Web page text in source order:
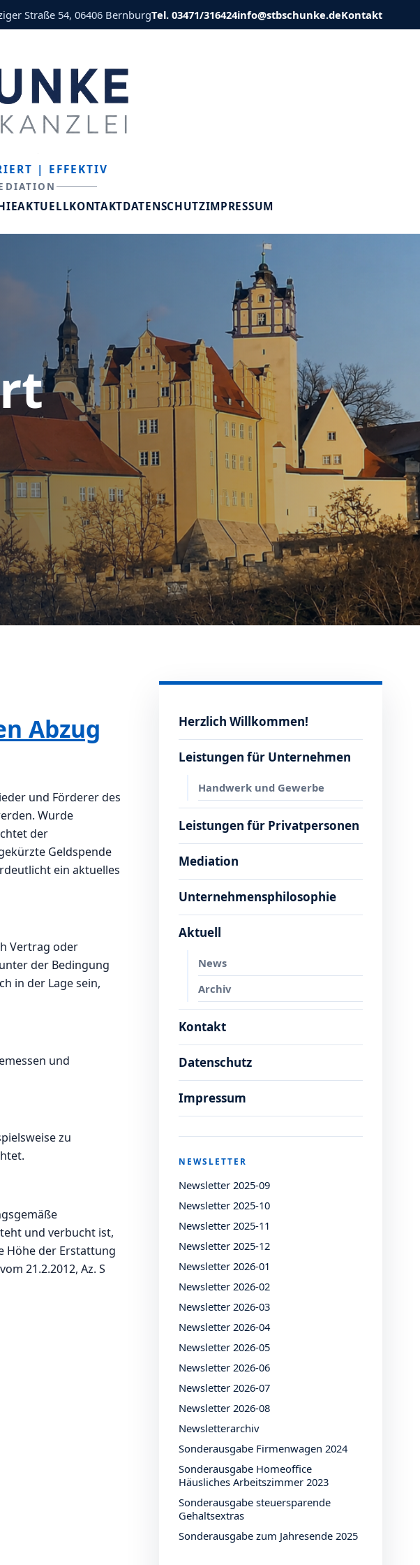
Straße 54, 06406 BernburgTel. 03471/316424info@stbschunke.deKontakt
| EFFEKTIV
AKTUELLKONTAKTDATENSCHUTZIMPRESSUM
Abzug
und Förderer des
Wurde
der
Geldspende
ein aktuelles
Vertrag oder
der Bedingung
in der Lage sein,
und
zu
und verbucht ist,
Höhe der Erstattung
21.2.2012, Az. S
Herzlich Willkommen!
Leistungen für Unternehmen
Handwerk und Gewerbe
Leistungen für Privatpersonen
Mediation
Unternehmensphilosophie
Aktuell
News
Archiv
Kontakt
Datenschutz
Impressum
NEWSLETTER
Newsletter 2025-09
Newsletter 2025-10
Newsletter 2025-11
Newsletter 2025-12
Newsletter 2026-01
Newsletter 2026-02
Newsletter 2026-03
Newsletter 2026-04
Newsletter 2026-05
Newsletter 2026-06
Newsletter 2026-07
Newsletter 2026-08
Newsletterarchiv
Sonderausgabe Firmenwagen 2024
Sonderausgabe Homeoffice
Häusliches Arbeitszimmer 2023
Sonderausgabe steuersparende
Gehaltsextras
Sonderausgabe zum Jahresende 2025